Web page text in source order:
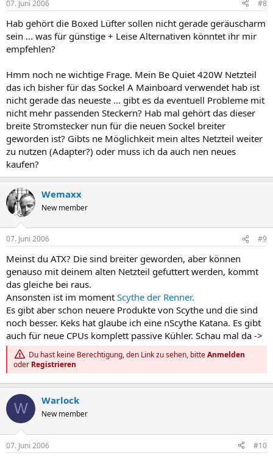
07. Juni 2006 #8
Hab gehört die Boxed Lüfter sollen nicht gerade geräuscharm
sein ... was für günstige + Leise Alternativen könntet ihr mir
empfehlen?
Hmm noch ne wichtige Frage. Mein Be Quiet 420W Netzteil
das ich bisher für das Sockel A Mainboard verwendet hab ist
nicht gerade das neueste ... gibt es da eventuell Probleme mit
nicht mehr passenden Steckern? Hab mal gehört das dieser
breite Stromstecker nun für die neuen Sockel breiter
geworden ist? Gibts ne Möglichkeit mein altes Netzteil weiter
zu nutzen (Adapter?) oder muss ich da auch nen neues
kaufen?
Wemaxx
New member
07. Juni 2006 #9
Meinst du ATX? Die sind breiter geworden, aber können
genauso mit deinem alten Netzteil gefuttert werden, kommt
das gleiche bei raus.
Ansonsten ist im moment Scythe der Renner.
Es gibt aber schon neuere Produkte von Scythe und die sind
noch besser. Keks hat glaube ich eine nScythe Katana. Es gibt
auch für neue CPUs komplett passive Kühler. Schau mal da ->
Du hast keine Berechtigung, den Link zu sehen, bitteAnmelden
oder Registrieren
W Warlock
New member
07. Juni 2006 #10